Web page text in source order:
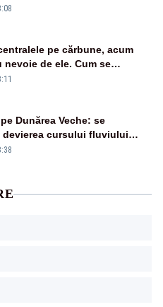
s-ar putea închide în 4 zile
pe cărbune, acum
nevoie de ele. Cum se
în plină criză energetică
Dunărea Veche: se
devierea cursului fluviului
– VIDEO